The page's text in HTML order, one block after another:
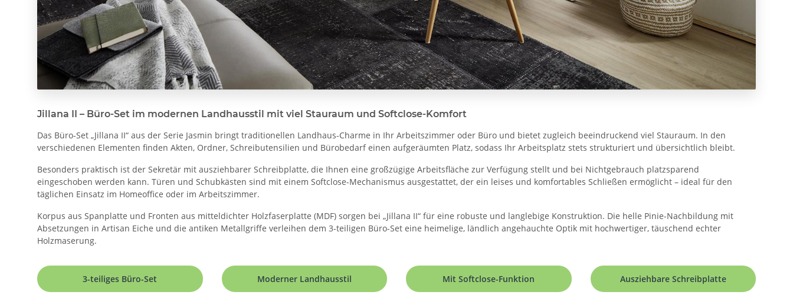
Jillana II – Büro-Set im modernen Landhausstil mit viel Stauraum und Softclose-Komfort
Das Büro-Set „Jillana II“ aus der Serie Jasmin bringt traditionellen Landhaus-Charme in Ihr Arbeitszimmer oder Büro und bietet zugleich beeindruckend viel Stauraum. In den
verschiedenen Elementen finden Akten, Ordner, Schreibutensilien und Bürobedarf einen aufgeräumten Platz, sodass Ihr Arbeitsplatz stets strukturiert und übersichtlich bleibt.
Besonders praktisch ist der Sekretär mit ausziehbarer Schreibplatte, die Ihnen eine großzügige Arbeitsfläche zur Verfügung stellt und bei Nichtgebrauch platzsparend
eingeschoben werden kann. Türen und Schubkästen sind mit einem Softclose-Mechanismus ausgestattet, der ein leises und komfortables Schließen ermöglicht – ideal für den
täglichen Einsatz im Homeoffice oder im Arbeitszimmer.
Korpus aus Spanplatte und Fronten aus mitteldichter Holzfaserplatte (MDF) sorgen bei „Jillana II“ für eine robuste und langlebige Konstruktion. Die helle Pinie-Nachbildung mit
Absetzungen in Artisan Eiche und die antiken Metallgriffe verleihen dem 3-teiligen Büro-Set eine heimelige, ländlich angehauchte Optik mit hochwertiger, täuschend echter
Holzmaserung.
3-teiliges Büro-Set Moderner Landhausstil Mit Softclose-Funktion Ausziehbare Schreibplatte